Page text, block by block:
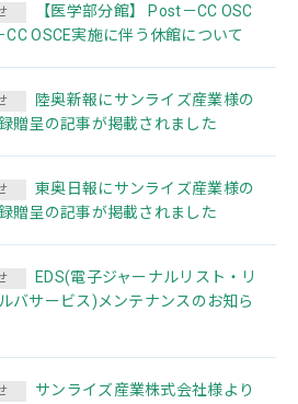
【医学部分館】 Post－CC OSC
CC OSCE実施に伴う休館について
陸奥新報にサンライズ産業様の
贈呈の記事が掲載されました
東奥日報にサンライズ産業様の
贈呈の記事が掲載されました
EDS(電子ジャーナルリスト・リ
バサービス)メンテナンスのお知ら
サンライズ産業株式会社様より